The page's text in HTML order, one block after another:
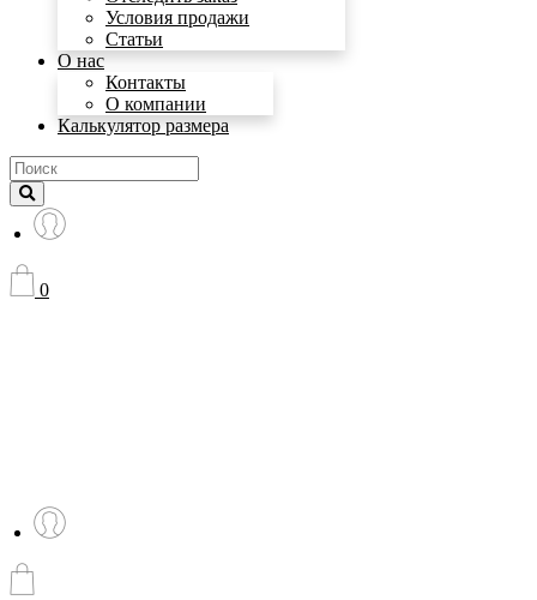
Условия продажи
Статьи
О нас
Контакты
О компании
Калькулятор размера
0